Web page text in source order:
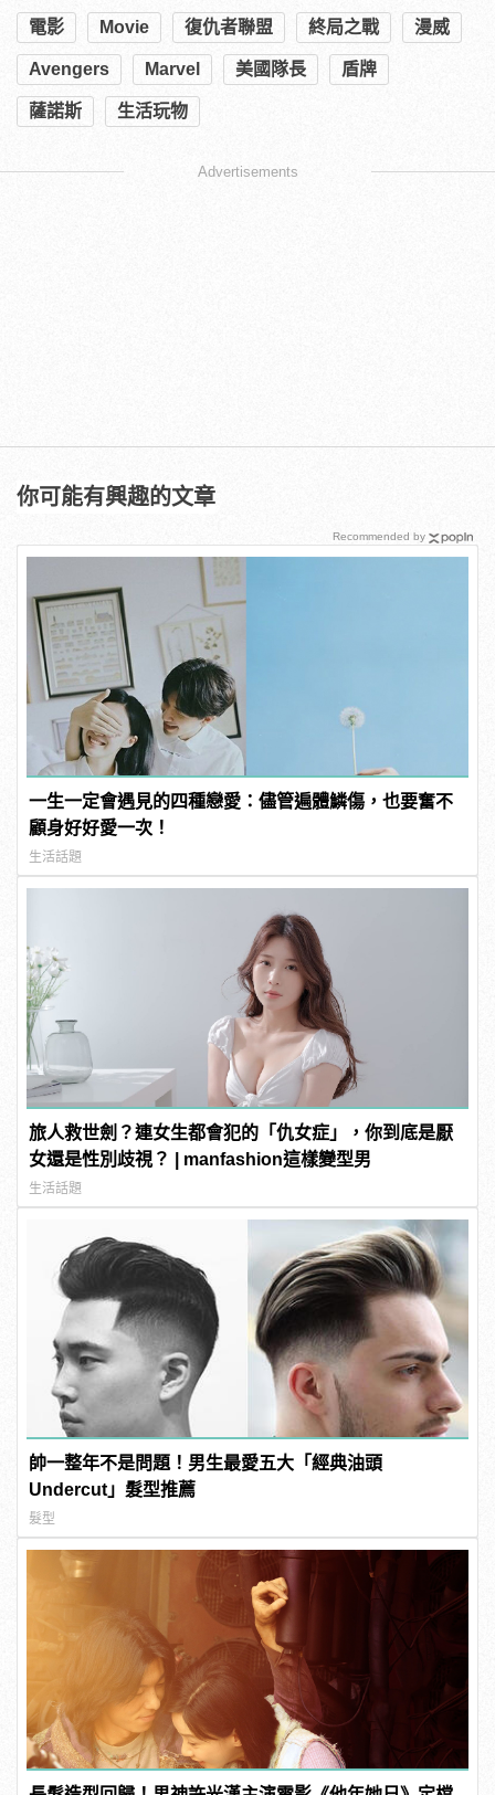
電影 Movie 復仇者聯盟 終局之戰 漫威
Avengers Marvel 美國隊長 盾牌
薩諾斯 生活玩物
Advertisements
你可能有興趣的文章
一生一定會遇見的四種戀愛：儘管遍體鱗傷，也要奮不
顧身好好愛一次！
生活話題
旅人救世劍？連女生都會犯的「仇女症」，你到底是厭
女還是性別歧視？ | manfashion這樣變型男
生活話題
帥一整年不是問題！男生最愛五大「經典油頭
Undercut」髮型推薦
髮型
Recommended by